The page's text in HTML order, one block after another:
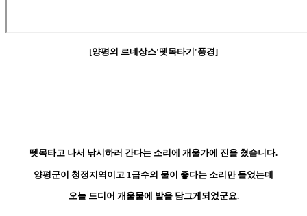
[양평의 르네상스'뗏목타기'풍경]
뗏목타고 나서 낚시하러 간다는 소리에 개울가에 진을 쳤습니다.
양평군이 청정지역이고 1급수의 물이 좋다는 소리만 들었는데
오늘 드디어 개울물에 발을 담그게되었군요.